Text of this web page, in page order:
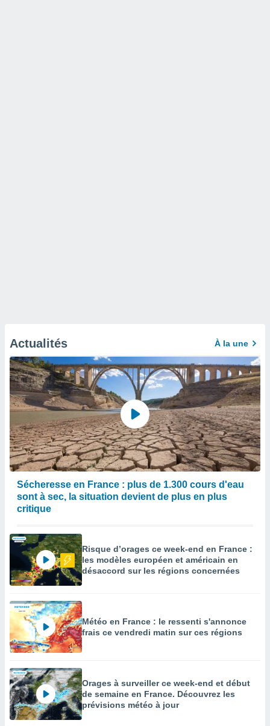
Actualités À la une
Sécheresse en France : plus de 1.300 cours d'eau
sont à sec, la situation devient de plus en plus
critique
Risque d’orages ce week-end en France :
les modèles européen et américain en
désaccord sur les régions concernées
Météo en France : le ressenti s'annonce
frais ce vendredi matin sur ces régions
Orages à surveiller ce week-end et début
de semaine en France. Découvrez les
prévisions météo à jour